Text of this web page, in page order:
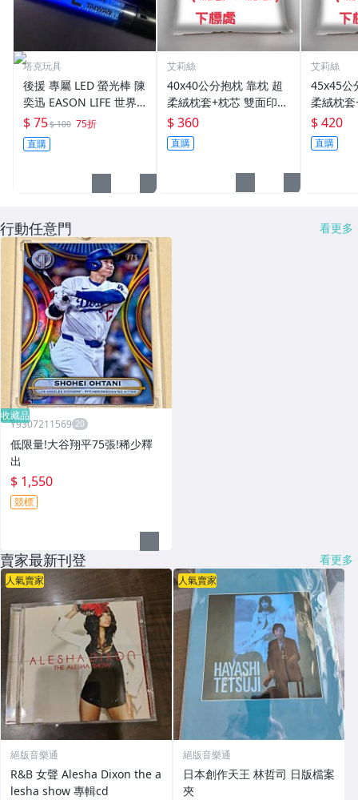
塔克玩具
後援 專屬 LED 螢光棒 陳
奕迅 EASON LIFE 世界
巡迴演唱會(台北站) 自取
【A11000205】
$ 75$ 100 75折
直購
艾莉絲
40x40公分抱枕 靠枕 超
柔絨枕套+枕芯 雙面印刷
雙面圖可不同 生日禮 贈
品
$ 360
直購
艾莉絲
45x45公
柔絨枕
雙面圖
品
$ 420
直購
行動任意門 看更多
收藏品
Y9307211569
低限量!大谷翔平75張!稀少釋
出
$ 1,550
競標
賣家最新刊登 看更多
人氣賣家
絕版音樂通
R&B 女聲 Alesha Dixon the a
lesha show 專輯cd
人氣賣家
絕版音樂通
日本創作天王 林哲司 日版檔案
夾